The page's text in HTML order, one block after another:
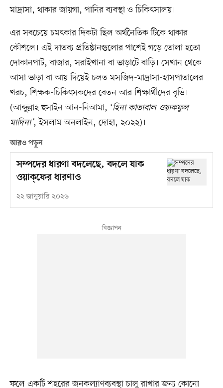
মাদ্রাসা, থাকার জায়গা, পানির ব্যবস্থা ও চিকিৎসালয়।
এর সবচেয়ে চমৎকার দিকটা ছিল অর্থনৈতিক টিকে থাকার
কৌশলে। এই দাতব্য প্রতিষ্ঠানগুলোর পাশেই গড়ে তোলা হতো
দোকানপাট, বাজার, সরাইখানা বা ভাড়াটে বাড়ি। সেখান থেকে
আসা ভাড়া বা আয় দিয়েই চলত মসজিদ-মাদ্রাসা-হাসপাতালের
খরচ, শিক্ষক-চিকিৎসকদের বেতন আর শিক্ষার্থীদের বৃত্তি।
(আব্দুল্লাহ হুসাইন আন-নিআমা, ‘হিনা কাতাবাল ওয়াকফুল
মাদিনা’, ইসলাম অনলাইন, দোহা, ২০২২)।
আরও পড়ুন
সম্পদের ধারণা বদলেছে, বদলে যাক
ওয়াক্‌ফের ধারণাও
২২ জানুয়ারি ২০২৬
ফলে একটি শহরের জনকল্যাণব্যবস্থা চালু রাখার জন্য কোনো